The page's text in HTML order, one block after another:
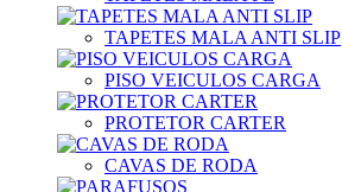
TAPETES MALA ANTI SLIP
PISO VEICULOS CARGA
PROTETOR CARTER
CAVAS DE RODA